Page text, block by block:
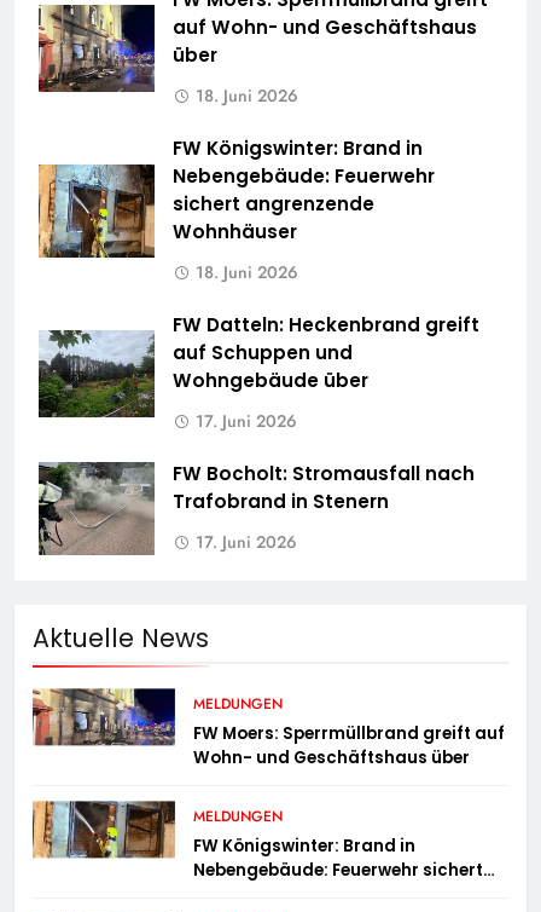
auf Wohn- und Geschäftshaus
über
18. Juni 2026
FW Königswinter: Brand in
Nebengebäude: Feuerwehr
sichert angrenzende
Wohnhäuser
18. Juni 2026
FW Datteln: Heckenbrand greift
auf Schuppen und
Wohngebäude über
17. Juni 2026
FW Bocholt: Stromausfall nach
Trafobrand in Stenern
17. Juni 2026
Aktuelle News
MELDUNGEN
FW Moers: Sperrmüllbrand greift auf
Wohn- und Geschäftshaus über
MELDUNGEN
FW Königswinter: Brand in
Nebengebäude: Feuerwehr sichert